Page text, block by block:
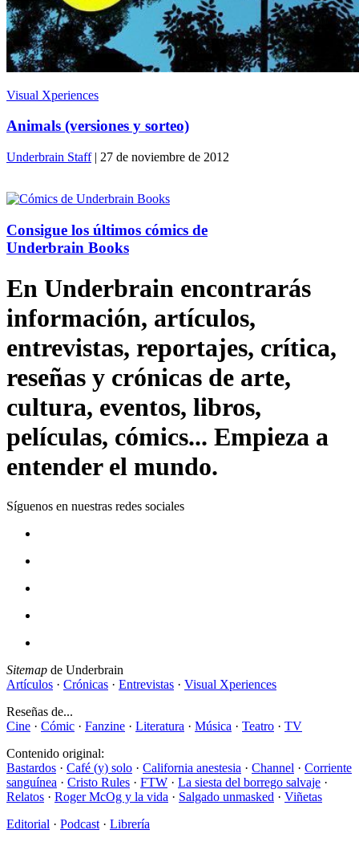
Visual Xperiences
Animals (versiones y sorteo)
Underbrain Staff| 27 de noviembre de 2012
Consigue los últimos cómics de
Underbrain Books
En Underbrain encontrarás
información, artículos,
entrevistas, reportajes, crítica,
reseñas y crónicas de arte,
cultura, eventos, libros,
películas, cómics... Empieza a
entender el mundo.
Síguenos en nuestras redes sociales
Sitemap de Underbrain
Artículos · Crónicas · Entrevistas · Visual Xperiences
Reseñas de...
Cine · Cómic · Fanzine · Literatura · Música · Teatro · TV
Contenido original:
Bastardos · Café (y) solo · California anestesia · Channel · Corriente
sanguínea · Cristo Rules · FTW · La siesta del borrego salvaje ·
Relatos · Roger McOg y la vida · Salgado unmasked · Viñetas
Editorial · Podcast · Librería